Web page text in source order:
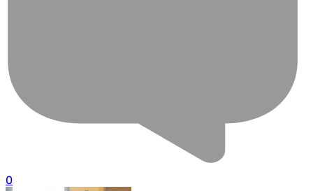
0